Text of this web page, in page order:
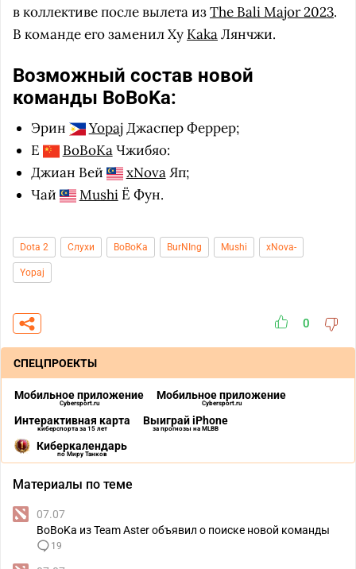
в коллективе после вылета изThe Bali Major 2023.
В команде его заменил Ху KakaЛянчжи.
Возможный состав новой
команды BoBoKa:
Эрин YopajДжаспер Феррер;
Е
BoBoKaЧжибяо:
Джиан Вей
xNovaЯп;
Чай
MushiЁ Фун.
Dota 2 Слухи BoBoKa BurNIng Mushi xNova-
Yopaj
0
СПЕЦПРОЕКТЫ
Мобильное приложение
Cybersport.ru
Мобильное приложение
Cybersport.ru
Интерактивная карта
киберспорта за 15 лет
Выиграй iPhone
за прогнозы на MLBB
Киберкалендарь
по Миру Танков
Материалы по теме
07.07
BoBoKa из Team Aster объявил о поиске новой команды
19